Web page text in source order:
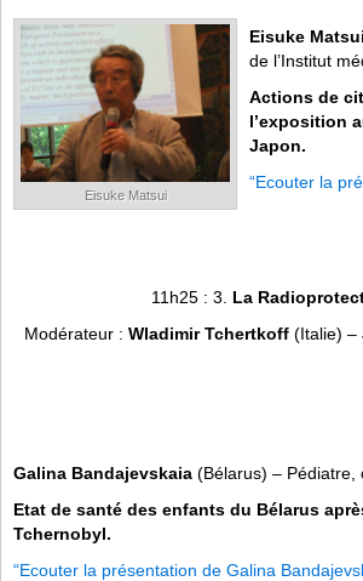
Eisuke Matsui
Eisuke Matsui
de l’Institut
Actions de
l’exposition
Japon.
“Ecouter la
11h25 : 3. La
Modérateur : Wladimir Tchertkoff (Italie) –
Galina Bandajevskaia (Bélarus) – Pédiatre,
Etat de santé des enfants du Bélarus
Tchernobyl.
“Ecouter la présentation de Galina